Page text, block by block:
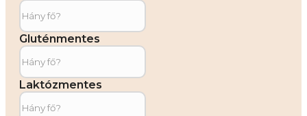
Gluténmentes
Laktózmentes